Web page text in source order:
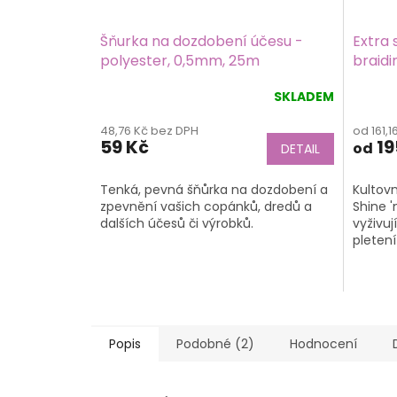
Šňurka na dozdobení účesu -
polyester, 0,5mm, 25m
SKLADEM
48,76 Kč bez DPH
59 Kč DETAIL
Tenká, pevná šňůrka na dozdobení a
zpevnění vašich copánků, dredů a
dalších účesů či výrobků.
Extra
je
z
5
od
od
Shine
Popis Podobné (2) Hodnocení